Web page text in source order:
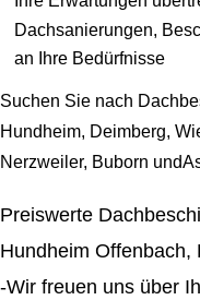
Dachsanierungen,
an Ihre Bedürfnisse
Suchen Sie nach
Hundheim, Deimberg,
Nerzweiler, Buborn
Preiswerte
Hundheim Offenbach,
-Wir freuen uns über